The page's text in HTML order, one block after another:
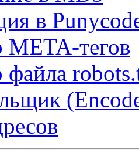
в
META-тегов
файла